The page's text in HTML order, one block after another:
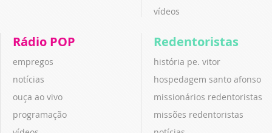
vídeos
Rádio POP
empregos
notícias
ouça ao vivo
programação
Redentoristas
história pe. vitor
hospedagem santo afonso
missionários redentoristas
missões redentoristas